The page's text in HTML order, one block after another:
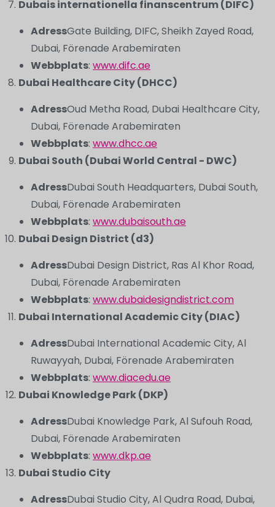
Dubais internationella finanscentrum (DIFC)
AdressGate Building, DIFC, Sheikh Zayed Road,
Dubai, Förenade Arabemiraten
Webbplats: www.difc.ae
Dubai Healthcare City (DHCC)
AdressOud Metha Road, Dubai Healthcare City,
Dubai, Förenade Arabemiraten
Webbplats: www.dhcc.ae
Dubai South (Dubai World Central - DWC)
AdressDubai South Headquarters, Dubai South,
Dubai, Förenade Arabemiraten
Webbplats: www.dubaisouth.ae
Dubai Design District (d3)
AdressDubai Design District, Ras Al Khor Road,
Dubai, Förenade Arabemiraten
Webbplats: www.dubaidesigndistrict.com
Dubai International Academic City (DIAC)
AdressDubai International Academic City, Al
Ruwayyah, Dubai, Förenade Arabemiraten
Webbplats: www.diacedu.ae
Dubai Knowledge Park (DKP)
AdressDubai Knowledge Park, Al Sufouh Road,
Dubai, Förenade Arabemiraten
Webbplats: www.dkp.ae
Dubai Studio City
AdressDubai Studio City, Al Qudra Road, Dubai,